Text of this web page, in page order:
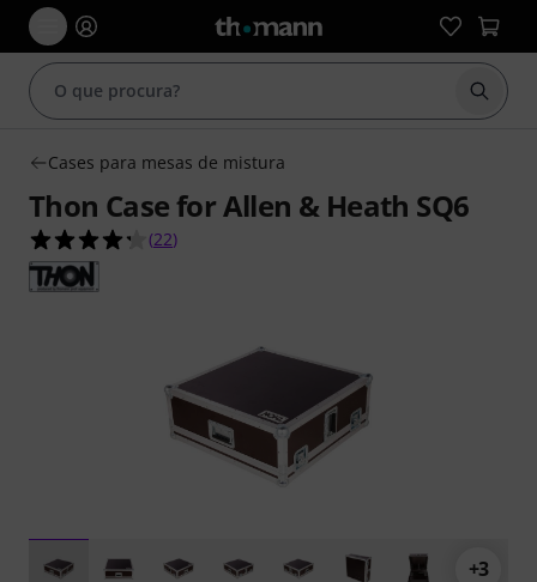
Iniciar
Cases para mesas de mistura
Thon Case for Allen & Heath SQ6
4.3 de 5 estrelas de 22 avaliações de clientes
(22)
+3